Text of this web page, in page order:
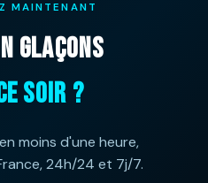
MAINTENANT
GLAÇONS
SOIR ?
moins d'une heure,
24h/24 et 7j/7.